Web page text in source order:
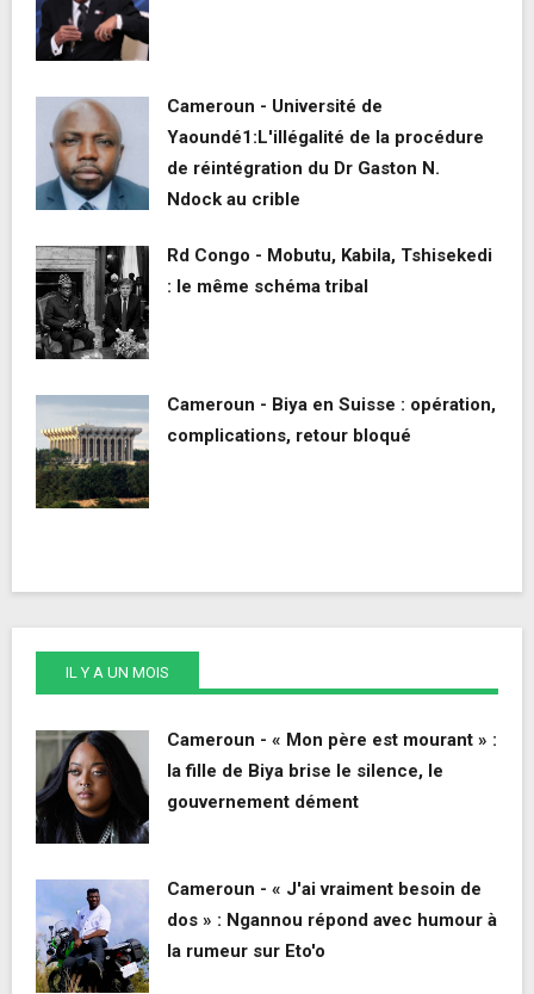
Cameroun - Université de
Yaoundé1:L'illégalité de la procédure
de réintégration du Dr Gaston N.
Ndock au crible
Rd Congo - Mobutu, Kabila, Tshisekedi
: le même schéma tribal
Cameroun - Biya en Suisse : opération,
complications, retour bloqué
IL Y A UN MOIS
Cameroun - « Mon père est mourant » :
la fille de Biya brise le silence, le
gouvernement dément
Cameroun - « J'ai vraiment besoin de
dos » : Ngannou répond avec humour à
la rumeur sur Eto'o